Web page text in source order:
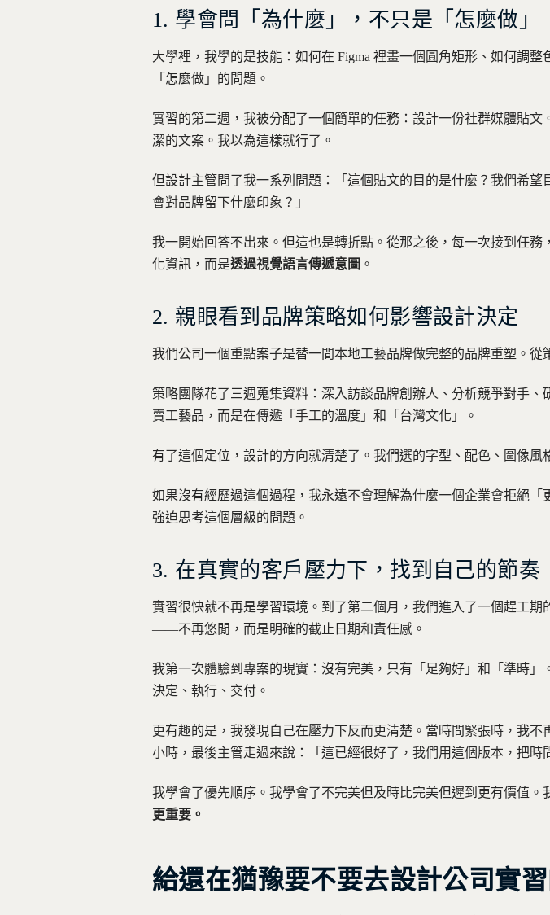
1. 學會問「為什麼」，不只是「怎麼做」
大學裡，我學的是技能：如何在 Figma 裡畫一個圓角矩形、如何調
「怎麼做」的問題。
實習的第二週，我被分配了一個簡單的任務：設計一份社群媒體貼
潔的文案。我以為這樣就行了。
但設計主管問了我一系列問題：「這個貼文的目的是什麼？我們希
會對品牌留下什麼印象？」
我一開始回答不出來。但這也是轉折點。從那之後，每一次接到任
化資訊，而是透過視覺語言傳遞意圖 。
2. 親眼看到品牌策略如何影響設計決定
我們公司一個重點案子是替一間本地工藝品牌做完整的品牌重塑。從
策略團隊花了三週蒐集資料：深入訪談品牌創辦人、分析競爭對手
賣工藝品，而是在傳遞「手工的溫度」和「台灣文化」。
有了這個定位，設計的方向就清楚了。我們選的字型、配色、圖像
如果沒有經歷過這個過程，我永遠不會理解為什麼一個企業會拒絕
強迫思考這個層級的問題。
3. 在真實的客戶壓力下，找到自己的節奏
實習很快就不再是學習環境。到了第二個月，我們進入了一個趕工
——不再悠閒，而是明確的截止日期和責任感。
我第一次體驗到專案的現實：沒有完美，只有「足夠好」和「準時
決定、執行、交付。
更有趣的是，我發現自己在壓力下反而更清楚。當時間緊張時，我
小時，最後主管走過來說：「這已經很好了，我們用這個版本，把時
我學會了優先順序。我學會了不完美但及時比完美但遲到更有價值。
更重要。
給還在猶豫要不要去設計公司實